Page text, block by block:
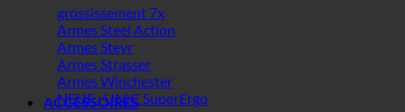
grossissement 7x
Armes Steel Action
Armes Steyr
Armes Strasser
Armes Winchester
NEUF : UNIC SuperErgo
ACCESSOIRES